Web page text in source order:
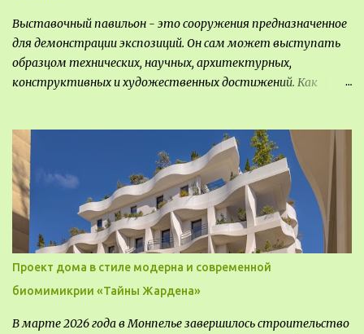
Выставочный павильон - это сооружения предназначенное
для демонстрации экспозиций. Он сам может выступать
образцом технических, научных, архитектурных,
конструктивных и художественных достижений. Как
универсальные тематические временные постоянные
передвижные стационарные Назначение выставочных
павильонов - показ экспозиции, с целью информации,
пропаганды, рекламы, внедрения новых технологий, обмен
опытом, привлечения внимания и т.д.
Проект дома в стиле модерна и современной
биомимикрии «Тайны Жардена»
В марте 2026 года в Монпелье завершилось строительство